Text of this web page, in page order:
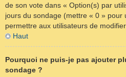
de son vote dans « Option(s) par
jours du sondage (mettre « 0 » pour
permettre aux utilisateurs de
Haut
Pourquoi ne puis-je pas ajouter
sondage ?